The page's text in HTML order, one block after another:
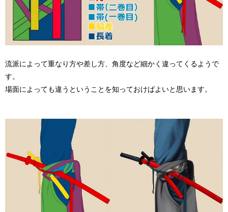
流派によって重なり方や差し方、角度など細かく違ってくるようで
す。
場面によっても違うということを知っておけばよいと思います。